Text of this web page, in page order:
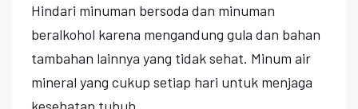
Hindari minuman bersoda dan minuman
beralkohol karena mengandung gula dan bahan
tambahan lainnya yang tidak sehat. Minum air
mineral yang cukup setiap hari untuk menjaga